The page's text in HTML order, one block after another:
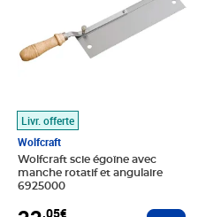
Livr. offerte
Wolfcraft
Wolfcraft scie égoïne avec
manche rotatif et angulaire
6925000
,05€